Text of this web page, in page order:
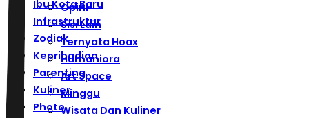
Ibu Kota Baru
Infrastruktur
Zodiak
Kepribadian
Parenting
Kuliner
Photo
Opini
Sisi Lain
Ternyata Hoax
Humaniora
Art Space
Minggu
Wisata Dan Kuliner